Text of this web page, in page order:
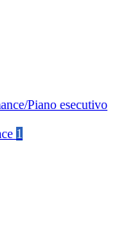
Piano esecutivo
1